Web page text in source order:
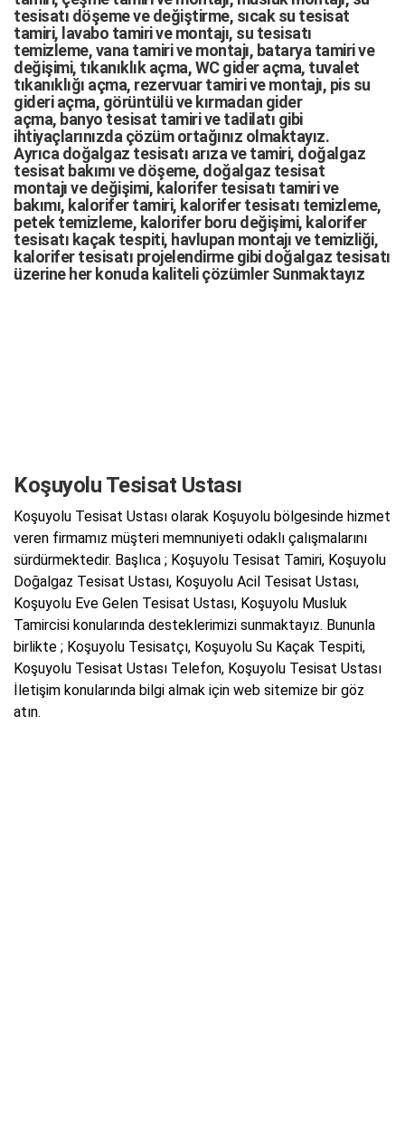
tesisatı döşemeve değiştirme, sıcak su tesisat
tamiri, lavabo tamirivemontajı, su tesisatı
temizleme,vana tamirivemontajı, batarya tamirive
değişimi, tıkanıklık açma,WC gider açma, tuvalet
tıkanıklığı açma, rezervuar tamirive montajı, pis su
gideri açma, görüntülü ve kırmadan gider
açma, banyo tesisat tamirivetadilatı gibi
ihtiyaçlarınızda çözüm ortağınız olmaktayız.
Ayrıca doğalgaz tesisatı arızave tamiri, doğalgaz
tesisat bakımıve döşeme, doğalgaz tesisat
montajıve değişimi, kalorifer tesisatı tamiri ve
bakımı, kalorifer tamiri, kalorifer tesisatı temizleme,
petek temizleme, kalorifer boru değişimi, kalorifer
tesisatı kaçak tespiti, havlupan montajı ve temizliği,
kalorifer tesisatı projelendirme gibi d oğalgaz tesisatı
üzerine her konuda kaliteli çözümler Sunmaktayız
Koşuyolu Tesisat Ustası
Koşuyolu Tesisat Ustası olarak Koşuyolu bölgesinde hizmet
veren firmamız müşteri memnuniyeti odaklı çalışmalarını
sürdürmektedir. Başlıca ; Koşuyolu Tesisat Tamiri, Koşuyolu
Doğalgaz Tesisat Ustası, Koşuyolu Acil Tesisat Ustası,
Koşuyolu Eve Gelen Tesisat Ustası, Koşuyolu Musluk
Tamircisi konularında desteklerimizi sunmaktayız. Bununla
birlikte ; Koşuyolu Tesisatçı, Koşuyolu Su Kaçak Tespiti,
Koşuyolu Tesisat Ustası Telefon, Koşuyolu Tesisat Ustası
İletişim konularında bilgi almak için web sitemize bir göz
atın.